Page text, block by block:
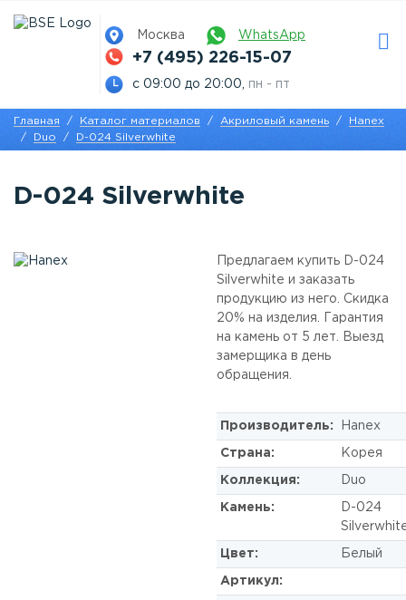
Москва WhatsApp
+7 (495) 226-15-07
с 09:00 до 20:00, пн - пт
Главная Каталог материалов Акриловый камень
Hanex
Duo
D-024 Silverwhite
D-024 Silverwhite
Предлагаем купить D-024
Silverwhite и заказать
продукцию из него. Скидка
20% на изделия. Гарантия
на камень от 5 лет. Выезд
замерщика в день
обращения.
Производитель: Hanex
Страна: Корея
Коллекция: Duo
Камень:
D-024
Цвет: Белый
Артикул: